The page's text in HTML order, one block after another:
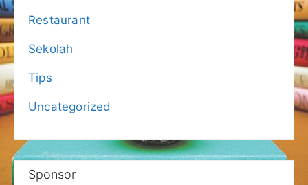
Restaurant
Sekolah
Tips
Uncategorized
Sponsor